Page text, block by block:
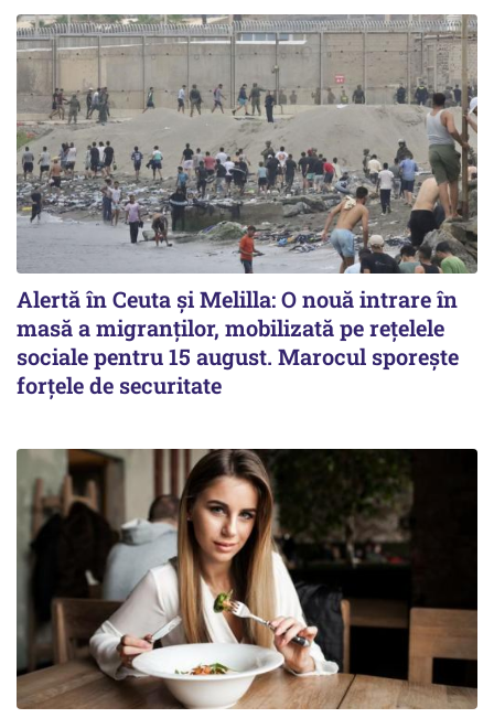
Alertă în Ceuta și Melilla: O nouă intrare în
masă a migranților, mobilizată pe rețelele
sociale pentru 15 august. Marocul sporește
forțele de securitate